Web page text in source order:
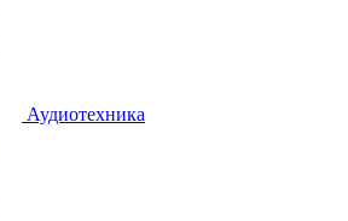
Аудиотехника